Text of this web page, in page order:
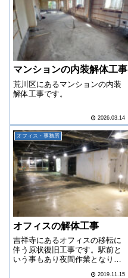
マンションの内装解体工事
荒川区にあるマンションの内装
解体工事です。
2026.03.14
オフィス・事務所
オフィスの解体工事
吉祥寺にあるオフィスの移転に
伴う原状復旧工事です。駅前と
いう事もあり夜間作業となりま
2019.11.15